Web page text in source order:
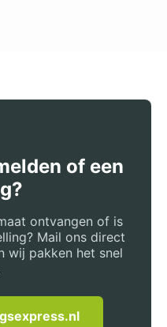
of een
ontvangen of is
Mail ons direct
wij pakken het snel